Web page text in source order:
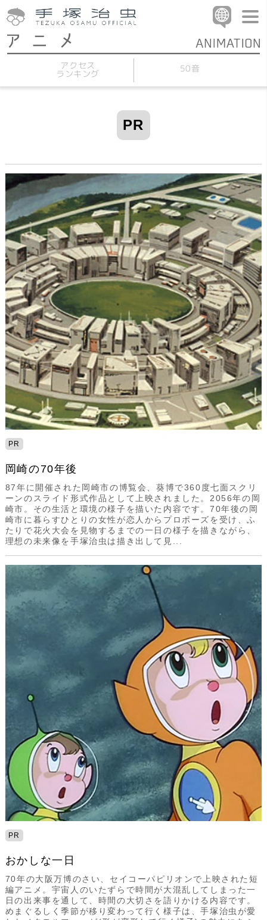
アクセス
ランキング 50音
PR
PR
岡崎の70年後
87年に開催された岡崎市の博覧会、葵博で360度七面スクリ
ーンのスライド形式作品として上映されました。2056年の岡
崎市。その生活と環境の様子を描いた内容です。70年後の岡
崎市に暮らすひとりの女性が恋人からプロポーズを受け、ふ
たりで花火大会を見物するまでの一日の様子を描きながら、
理想の未来像を手塚治虫は描き出して見...
PR
おかしな一日
70年の大阪万博のさい、セイコーパピリオンで上映された短
編アニメ。宇宙人のいたずらで時間が大混乱してしまった一
日の出来事を通して、時間の大切さを語りかける内容です。
めまぐるしく季節が移り変わって行く様子は、手塚治虫が愛